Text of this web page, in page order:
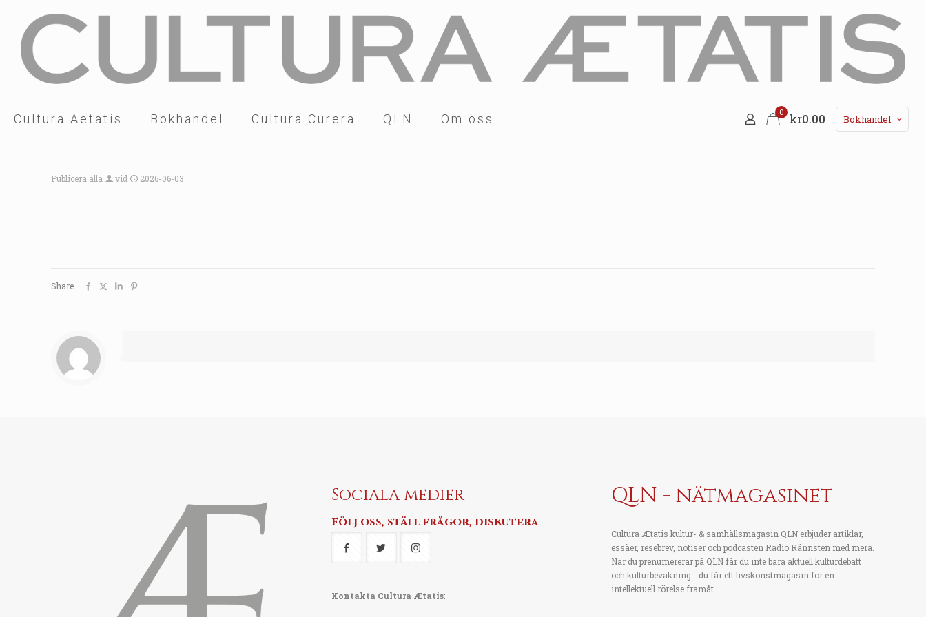
Cultura Aetatis Bokhandel Cultura Curera QLN Om oss 0 kr0.00 Bokhandel
Publicera alla vid 2026-06-03
Share
Sociala medier
Följ oss, ställ frågor, diskutera
Kontakta Cultura Ætatis:
QLN - nätmagasinet
Cultura Ætatis kultur- & samhällsmagasin QLN erbjuder artiklar,
essäer, resebrev, notiser och podcasten Radio Rännsten med mera.
När du prenumererar på QLN får du inte bara aktuell kulturdebatt
och kulturbevakning - du får ett livskonstmagasin för en
intellektuell rörelse framåt.